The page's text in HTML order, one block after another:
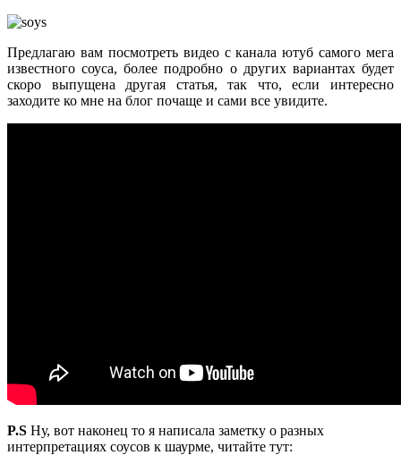
Предлагаю вам посмотреть видео с канала ютуб самого мега
известного соуса, более подробно о других вариантах будет
скоро выпущена другая статья, так что, если интересно
заходите ко мне на блог почаще и сами все увидите.
P.S Ну, вот наконец то я написала заметку о разных
интерпретациях соусов к шаурме, читайте тут: